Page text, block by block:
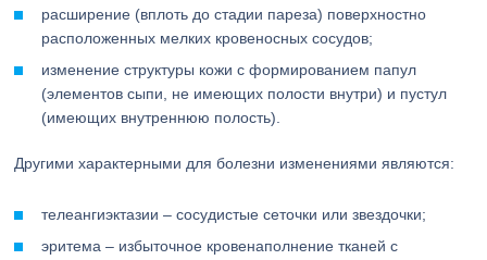
расширение (вплоть до стадии пареза) поверхностно
расположенных мелких кровеносных сосудов;
изменение структуры кожи с формированием папул
(элементов сыпи, не имеющих полости внутри) и пустул
(имеющих внутреннюю полость).
Другими характерными для болезни изменениями являются:
телеангиэктазии – сосудистые сеточки или звездочки;
эритема – избыточное кровенаполнение тканей с